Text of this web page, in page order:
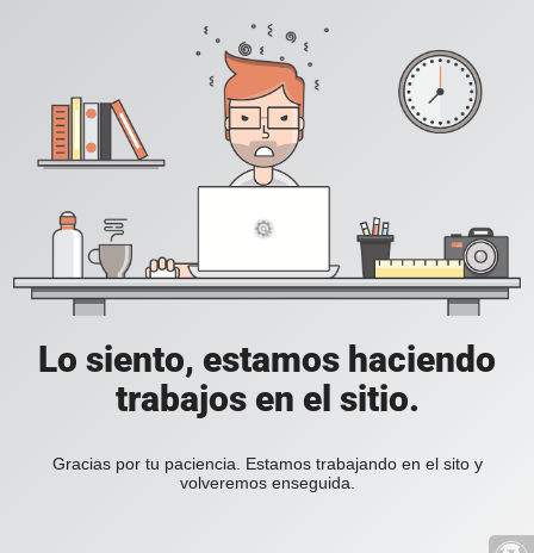
Lo siento, estamos haciendo
trabajos en el sitio.
Gracias por tu paciencia. Estamos trabajando en el sito y
volveremos enseguida.